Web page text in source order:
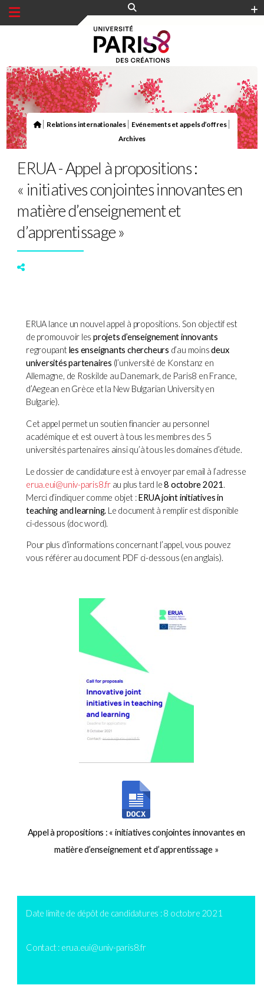
Relations internationales Evénements et appels d’offres
Archives
ERUA - Appel à propositions :
« initiatives conjointes innovantes en
matière d’enseignement et
d’apprentissage »
ERUA lance un nouvel appel à propositions. Son objectif est
de promouvoir lesprojets d’enseignement innovants
regroupant les enseignants chercheurs d’au moinsdeux
universités partenaires (l’université de Konstanz en
Allemagne, de Roskilde au Danemark, de Paris8 en France,
d’Aegean en Grèce et la New Bulgarian University en
Bulgarie).
Cet appel permet un soutien financier au personnel
académique et est ouvert à tous les membres des 5
universités partenaires ainsi qu’à tous les domaines d’étude.
Le dossier de candidature est à envoyer par email à l’adresse
erua.eui@univ-paris8.frau plus tard le8 octobre 2021.
Merci d’indiquer comme objet :ERUA joint initiatives in
teaching and learning. Le document à remplir est disponible
ci-dessous (doc word).
Pour plus d’informations concernant l’appel, vous pouvez
vous référer au document PDF ci-dessous (en anglais).
Appel à propositions : « initiatives conjointes innovantes en
matière d’enseignement et d’apprentissage »
Date limite de dépôt de candidatures : 8 octobre 2021
Contact : erua.eui@univ-paris8.fr
Panneau de gestion des cookies